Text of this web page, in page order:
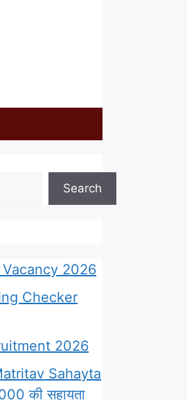
Search
2026
Checker
2026
Sahayta
की सहायता